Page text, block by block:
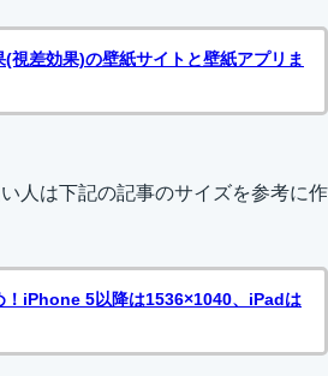
視差効果)の壁紙サイトと壁紙アプリま
人は下記の記事のサイズを参考に作
！iPhone 5以降は1536×1040、iPadは